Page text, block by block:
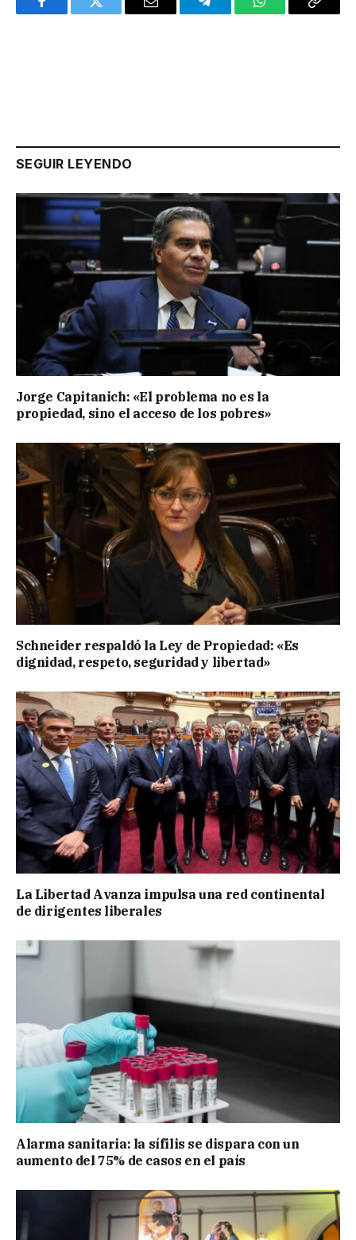
FacebookTwitter Email TelegramWhatsAppCopy
SEGUIR LEYENDO
Jorge Capitanich: «El problema no es la
propiedad, sino el acceso de los pobres»
Schneider respaldó la Ley de Propiedad: «Es
dignidad, respeto, seguridad y libertad»
La Libertad Avanza impulsa una red continental
de dirigentes liberales
Alarma sanitaria: la sífilis se dispara con un
aumento del 75% de casos en el país